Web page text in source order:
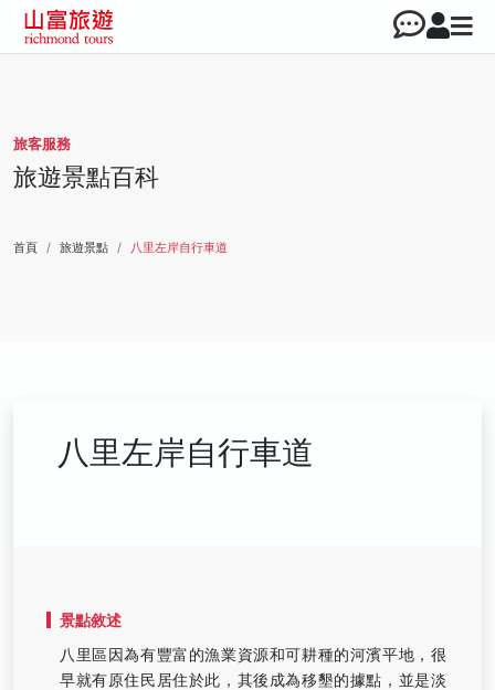
旅客服務
旅遊景點百科
首頁 旅遊景點 八里左岸自行車道
八里左岸自行車道
景點敘述
八里區因為有豐富的漁業資源和可耕種的河濱平地，很
早就有原住民居住於此，其後成為移墾的據點，並是淡